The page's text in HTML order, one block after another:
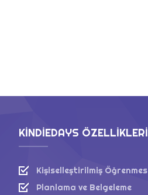
KINDIEDAYS ÖZELLIKLERI
Kişiselleştirilmiş Öğrenmes
Planlama ve Belgeleme